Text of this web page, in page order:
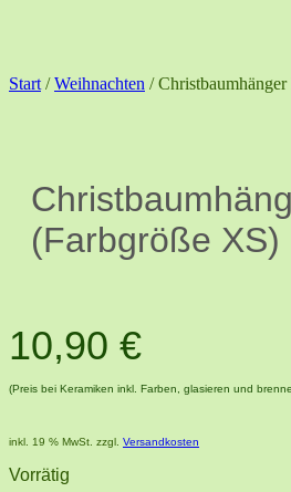
Start /Weihnachten /
(Farbgröße XS)
10,90 €
(Preis bei Keramiken inkl. Farben, glasieren und
inkl. 19 % MwSt. zzgl. Versandkosten
Vorrätig